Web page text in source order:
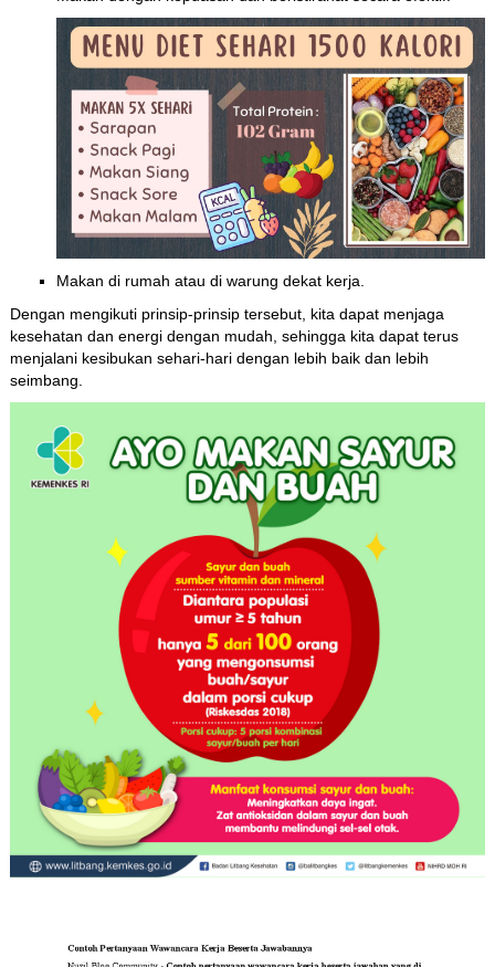
Makan di rumah atau di warung dekat kerja.
Dengan mengikuti prinsip-prinsip tersebut, kita dapat menjaga
kesehatan dan energi dengan mudah, sehingga kita dapat terus
menjalani kesibukan sehari-hari dengan lebih baik dan lebih
seimbang.